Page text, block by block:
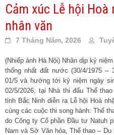
Cảm xúc Lễ hội
nhân văn
7 Tháng Năm, 2026
(Nhiếp ảnh Hà Nội) Nhân dịp kỷ
thống nhất đất nước (30/4/1975 –
01/5 và hướng tới kỷ niệm ngày
02/5/2026, tại Nhà thi đấu Thể
tỉnh Bắc Ninh diễn ra Lễ hội Hoà
cùng các cuộc thi song hành: Thể
do Công ty Cổ phần Đầu tư Natuh
Nam và Sở Văn hóa, Thể thao –